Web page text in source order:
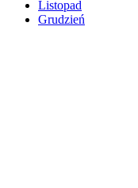
Listopad
Grudzień